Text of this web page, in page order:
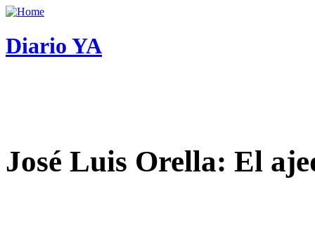
Diario YA
José Luis Orella: El